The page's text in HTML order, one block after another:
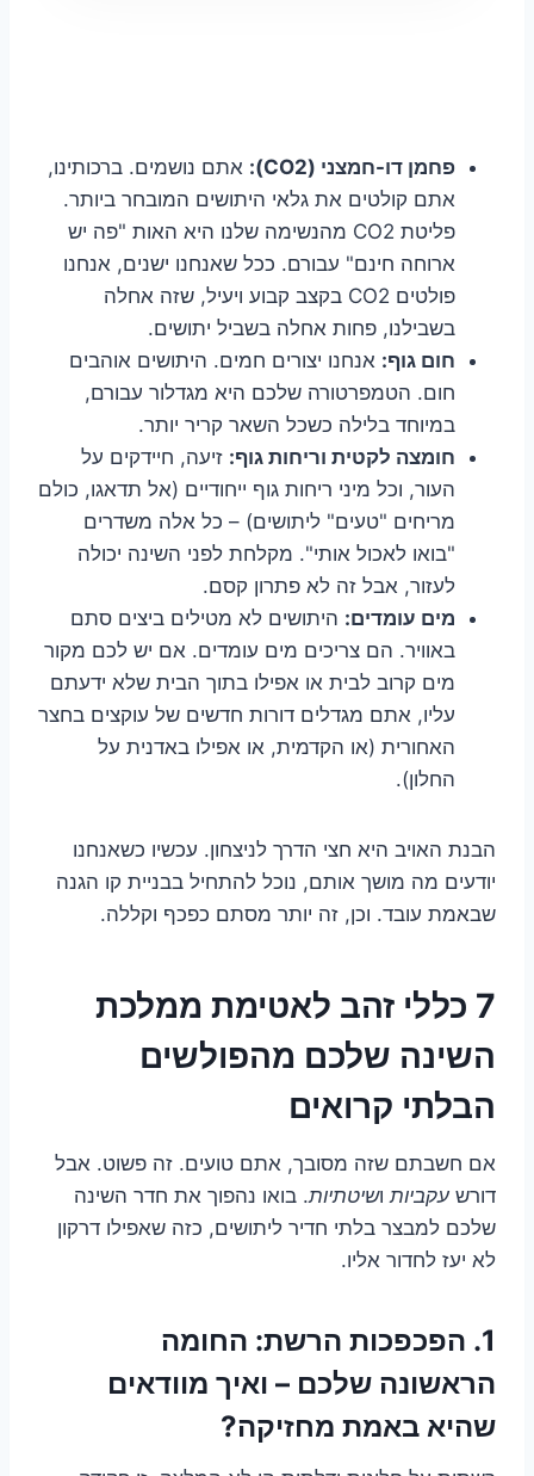
פחמן דו-חמצני (CO2):
אתם נושמים. ברכותינו,
אתם קולטים את גלאי היתושים המובחר ביותר.
פליטת CO2 מהנשימה שלנו היא האות "פה יש
ארוחה חינם" עבורם. ככל שאנחנו ישנים, אנחנו
פולטים CO2 בקצב קבוע ויעיל, שזה אחלה
בשבילנו, פחות אחלה בשביל יתושים.
חום גוף: אנחנו יצורים חמים. היתושים אוהבים
חום. הטמפרטורה שלכם היא מגדלור עבורם,
במיוחד בלילה כשכל השאר קריר יותר.
חומצה לקטית וריחות גוף: זיעה, חיידקים על
העור, וכל מיני ריחות גוף ייחודיים (אל תדאגו, כולם
מריחים "טעים" ליתושים) – כל אלה משדרים
"בואו לאכול אותי". מקלחת לפני השינה יכולה
לעזור, אבל זה לא פתרון קסם.
מים עומדים: היתושים לא מטילים ביצים סתם
באוויר. הם צריכים מים עומדים. אם יש לכם מקור
מים קרוב לבית או אפילו בתוך הבית שלא ידעתם
עליו, אתם מגדלים דורות חדשים של עוקצים בחצר
האחורית (או הקדמית, או אפילו באדנית על
החלון).
הבנת האויב היא חצי הדרך לניצחון. עכשיו כשאנחנו
יודעים מה מושך אותם, נוכל להתחיל בבניית קו הגנה
שבאמת עובד. וכן, זה יותר מסתם כפכף וקללה.
7 כללי זהב לאטימת ממלכת
השינה שלכם מהפולשים
הבלתי קרואים
אם חשבתם שזה מסובך, אתם טועים. זה פשוט. אבל
דורש עקביות ושיטתיות. בואו נהפוך את חדר השינה
שלכם למבצר בלתי חדיר ליתושים, כזה שאפילו דרקון
לא יעז לחדור אליו.
1. הפכפכות הרשת: החומה
הראשונה שלכם – ואיך מוודאים
שהיא באמת מחזיקה?